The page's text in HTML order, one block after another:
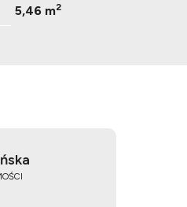
5,46 m2